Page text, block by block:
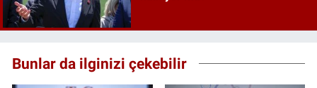
Bunlar da ilginizi çekebilir